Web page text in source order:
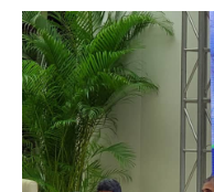
ap.jpg